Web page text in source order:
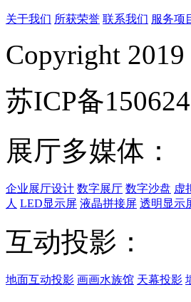
关于我们 所获荣誉 联系我们 服务项
Copyright
苏ICP备
展厅多媒体：
企业展厅设计 数字展厅 数字沙盘 虚
人 LED显示屏 液晶拼接屏 透明显示
互动投影：
地面互动投影 画画水族馆 天幕投影